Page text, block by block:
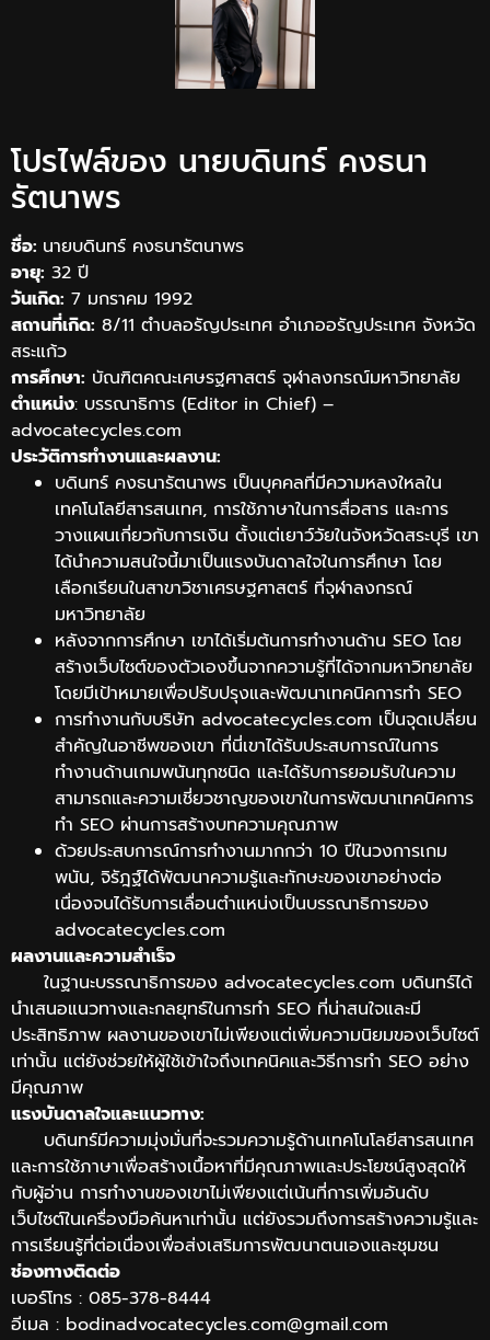
โปรไฟล์ของ นายบดินทร์ คงธนา
รัตนาพร
ชื่อ: นายบดินทร์ คงธนารัตนาพร
อายุ: 32 ปี
วันเกิด: 7 มกราคม 1992
สถานที่เกิด: 8/11 ตำบลอรัญประเทศ อำเภออรัญประเทศ จังหวัด
สระแก้ว
การศึกษา: บัณฑิตคณะเศษรฐศาสตร์ จุฬาลงกรณ์มหาวิทยาลัย
ตำแหน่ง: บรรณาธิการ (Editor in Chief) –
advocatecycles.com
ประวัติการทำงานและผลงาน:
บดินทร์ คงธนารัตนาพร เป็นบุคคลที่มีความหลงใหลใน
เทคโนโลยีสารสนเทศ, การใช้ภาษาในการสื่อสาร และการ
วางแผนเกี่ยวกับการเงิน ตั้งแต่เยาว์วัยในจังหวัดสระบุรี เขา
ได้นำความสนใจนี้มาเป็นแรงบันดาลใจในการศึกษา โดย
เลือกเรียนในสาขาวิชาเศรษฐศาสตร์ ที่จุฬาลงกรณ์
มหาวิทยาลัย
หลังจากการศึกษา เขาได้เริ่มต้นการทำงานด้าน SEO โดย
สร้างเว็บไซต์ของตัวเองขึ้นจากความรู้ที่ได้จากมหาวิทยาลัย
โดยมีเป้าหมายเพื่อปรับปรุงและพัฒนาเทคนิคการทำ SEO
การทำงานกับบริษัท advocatecycles.com เป็นจุดเปลี่ยน
สำคัญในอาชีพของเขา ที่นี่เขาได้รับประสบการณ์ในการ
ทำงานด้านเกมพนันทุกชนิด และได้รับการยอมรับในความ
สามารถและความเชี่ยวชาญของเขาในการพัฒนาเทคนิคการ
ทำ SEO ผ่านการสร้างบทความคุณภาพ
ด้วยประสบการณ์การทำงานมากกว่า 10 ปีในวงการเกม
พนัน, จิรัฎฐ์ได้พัฒนาความรู้และทักษะของเขาอย่างต่อ
เนื่องจนได้รับการเลื่อนตำแหน่งเป็นบรรณาธิการของ
advocatecycles.com
ผลงานและความสำเร็จ
ในฐานะบรรณาธิการของ advocatecycles.com บดินทร์ได้
นำเสนอแนวทางและกลยุทธ์ในการทำ SEO ที่น่าสนใจและมี
ประสิทธิภาพ ผลงานของเขาไม่เพียงแต่เพิ่มความนิยมของเว็บไซต์
เท่านั้น แต่ยังช่วยให้ผู้ใช้เข้าใจถึงเทคนิคและวิธีการทำ SEO อย่าง
มีคุณภาพ
แรงบันดาลใจและแนวทาง:
บดินทร์มีความมุ่งมั่นที่จะรวมความรู้ด้านเทคโนโลยีสารสนเทศ
และการใช้ภาษาเพื่อสร้างเนื้อหาที่มีคุณภาพและประโยชน์สูงสุดให้
กับผู้อ่าน การทำงานของเขาไม่เพียงแต่เน้นที่การเพิ่มอันดับ
เว็บไซต์ในเครื่องมือค้นหาเท่านั้น แต่ยังรวมถึงการสร้างความรู้และ
การเรียนรู้ที่ต่อเนื่องเพื่อส่งเสริมการพัฒนาตนเองและชุมชน
ช่องทางติดต่อ
เบอร์โทร : 085-378-8444
อีเมล : bodinadvocatecycles.com@gmail.com